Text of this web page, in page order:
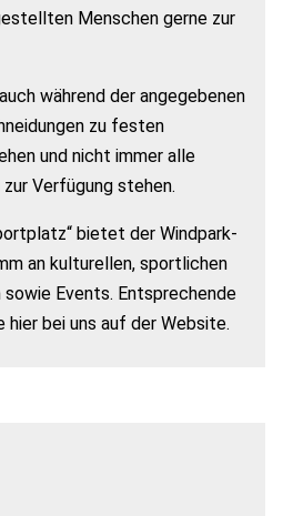
Menschen gerne zur
während der angegebenen
zu festen
und nicht immer alle
Verfügung stehen.
bietet der Windpark-
an kulturellen, sportlichen
Events. Entsprechende
hier bei uns auf der Website.